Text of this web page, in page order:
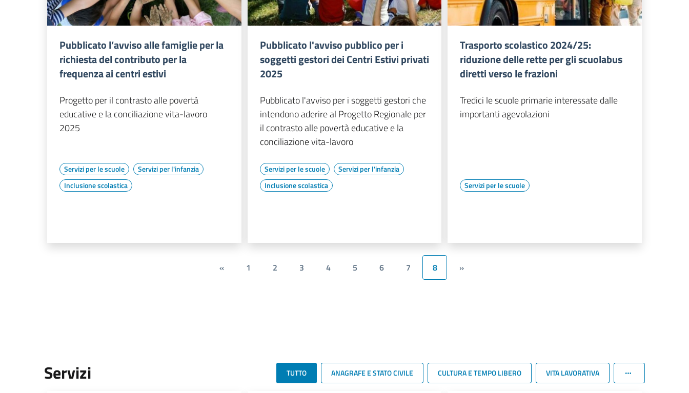
Pubblicato l’avviso alle famiglie per la
richiesta del contributo per la
frequenza ai centri estivi
Progetto per il contrasto alle povertà
educative e la conciliazione vita-lavoro
2025
Servizi per le scuole
Servizi per l'infanzia
Inclusione scolastica
Pubblicato l'avviso pubblico per i
soggetti gestori dei Centri Estivi privati
2025
Pubblicato l'avviso per i soggetti gestori che
intendono aderire al Progetto Regionale per
il contrasto alle povertà educative e la
conciliazione vita-lavoro
Servizi per le scuole
Servizi per l'infanzia
Inclusione scolastica
Trasporto scolastico 2024/25:
riduzione delle rette per gli scuolabus
diretti verso le frazioni
Tredici le scuole primarie interessate dalle
importanti agevolazioni
Servizi per le scuole
« 1 2 3 4 5 6 7 8 »
Servizi TUTTO ANAGRAFE E STATO CIVILE CULTURA E TEMPO LIBERO VITA LAVORATIVA